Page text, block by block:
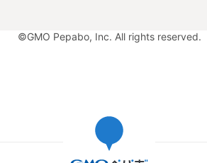
©GMO Pepabo, Inc. All rights reserved.